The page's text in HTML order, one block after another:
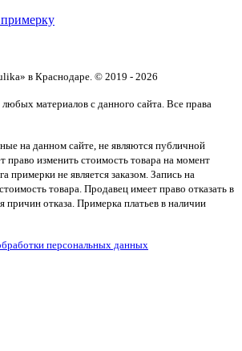
примерку
в Краснодаре. © 2019 - 2026
материалов с данного сайта. Все права
на данном сайте, не являются публичной
право изменить стоимость товара на момент
примерки не является заказом. Запись на
товара. Продавец имеет право отказать в
причин отказа. Примерка платьев в наличии
персональных данных